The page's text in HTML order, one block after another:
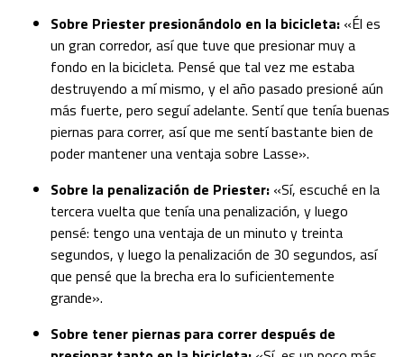
Sobre Priester presionándolo en la bicicleta: «Él es
un gran corredor, así que tuve que presionar muy a
fondo en la bicicleta. Pensé que tal vez me estaba
destruyendo a mí mismo, y el año pasado presioné aún
más fuerte, pero seguí adelante. Sentí que tenía buenas
piernas para correr, así que me sentí bastante bien de
poder mantener una ventaja sobre Lasse».
Sobre la penalización de Priester: «Sí, escuché en la
tercera vuelta que tenía una penalización, y luego
pensé: tengo una ventaja de un minuto y treinta
segundos, y luego la penalización de 30 segundos, así
que pensé que la brecha era lo suficientemente
grande».
Sobre tener piernas para correr después de